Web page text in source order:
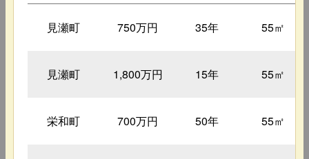
見瀬町 750万円 35年 55㎡
見瀬町 1,800万円 15年 55㎡
栄和町 700万円 50年 55㎡